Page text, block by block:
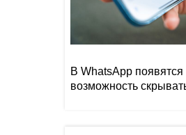
В WhatsApp
возможность